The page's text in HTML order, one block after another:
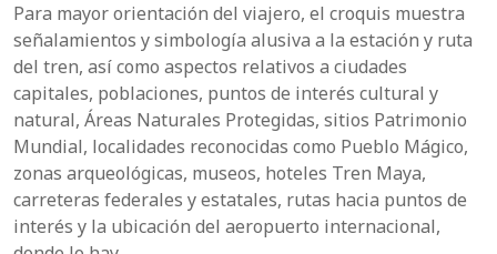
Para mayor orientación del viajero, el croquis muestra
señalamientos y simbología alusiva a la estación y ruta
del tren, así como aspectos relativos a ciudades
capitales, poblaciones, puntos de interés cultural y
natural, Áreas Naturales Protegidas, sitios Patrimonio
Mundial, localidades reconocidas como Pueblo Mágico,
zonas arqueológicas, museos, hoteles Tren Maya,
carreteras federales y estatales, rutas hacia puntos de
interés y la ubicación del aeropuerto internacional,